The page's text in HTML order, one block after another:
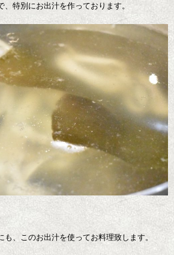
特別にお出汁を作っております。
、このお出汁を使ってお料理致します。